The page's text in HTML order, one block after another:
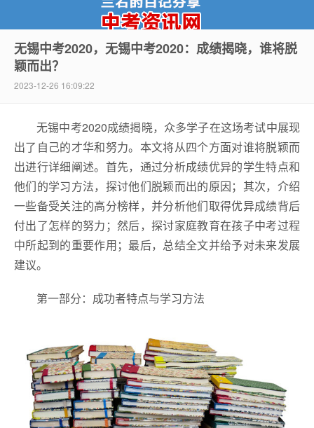
中考资讯网
无锡中考2020，无锡中考2020：成绩揭晓，谁将脱
颖而出？
2023-12-26 16:09:22
无锡中考2020成绩揭晓，众多学子在这场考试中展现
出了自己的才华和努力。本文将从四个方面对谁将脱颖而
出进行详细阐述。首先，通过分析成绩优异的学生特点和
他们的学习方法，探讨他们脱颖而出的原因；其次，介绍
一些备受关注的高分榜样，并分析他们取得优异成绩背后
付出了怎样的努力；然后，探讨家庭教育在孩子中考过程
中所起到的重要作用；最后，总结全文并给予对未来发展
建议。
第一部分：成功者特点与学习方法